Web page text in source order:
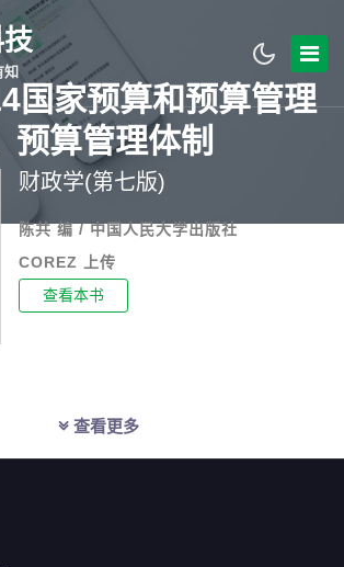
国家预算和预算管理
预算管理体制
财政学(第七版)
陈共 编 / 中国人民大学出版社
COREZ 上传
查看本书
查看更多